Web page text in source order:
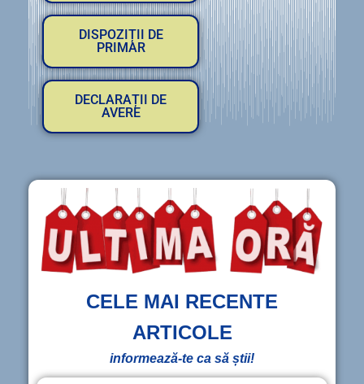
DISPOZIȚII DE
PRIMAR
DECLARAȚII DE
AVERE
CELE MAI RECENTE
ARTICOLE
informează-te ca să știi!